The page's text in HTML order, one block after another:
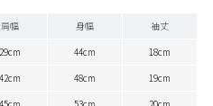
肩幅 身幅
袖丈
29cm 44cm
18cm
42cm 48cm
19cm